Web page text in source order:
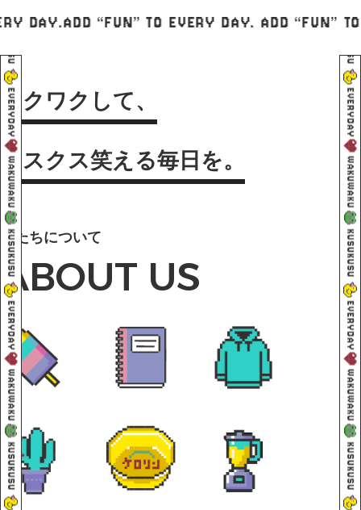
EVERY DAY.ADD “FUN” TO EVERY DAY. ADD
ワクワクして、
クスクス笑える毎日を。
私たちについて
ABOUT US